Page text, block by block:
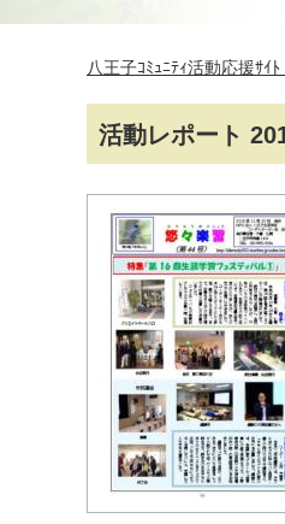
八王子ｺﾐｭﾆﾃｨ活動応援ｻ
活動レポート